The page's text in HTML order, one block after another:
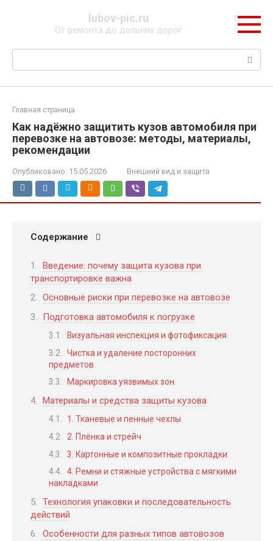
lubov-pic.ru
От ремонта до дальних дорог
Поиск:
Главная страница
Как надёжно защитить кузов автомобиля при
перевозке на автовозе: методы, материалы,
рекомендации
Опубликовано: 15.05.2026 Внешний вид и защита
Содержание
Введение: почему защита кузова при
транспортировке важна
Основные риски при перевозке на автовозе
Подготовка автомобиля к погрузке
Визуальная инспекция и фотофиксация
Чистка и удаление посторонних
предметов
Маркировка уязвимых зон
Материалы и средства защиты кузова
1. Тканевые и пенные чехлы
2. Плёнка и стрейч
3. Картонные и композитные прокладки
4. Ремни и стяжные устройства с мягкими
накладками
Технология упаковки и последовательность
действий
Особенности для разных типов автовозов